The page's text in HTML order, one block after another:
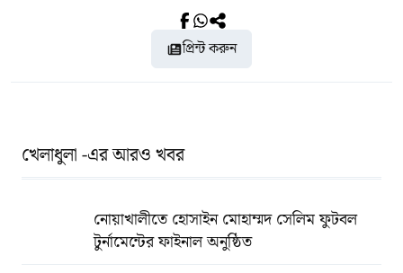
প্রিন্ট করুন
খেলাধুলা -এর আরও খবর
নোয়াখালীতে হোসাইন মোহাম্মদ সেলিম ফুটবল
টুর্নামেন্টের ফাইনাল অনুষ্ঠিত